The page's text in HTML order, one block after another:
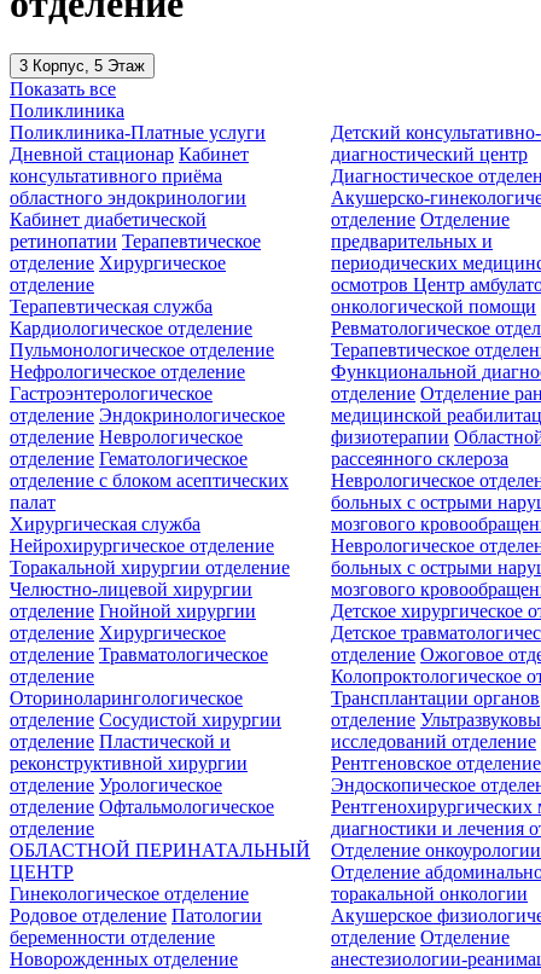
3 Корпус, 5 Этаж
Показать все
Поликлиника
Поликлиника-Платные услуги
Дневной стационар Кабинет
консультативного приёма
областного эндокринологии
Кабинет диабетической
ретинопатии Терапевтическое
отделение Хирургическое
отделение
Детский консультативно-
диагностический центр
Диагностическое
Акушерско-
отделение Отделение
предварительных и
периодических
осмотровЦентр
онкологической помощи
Терапевтическая служба
Кардиологическое отделение
Пульмонологическое отделение
Нефрологическое отделение
Гастроэнтерологическое
отделение Эндокринологическое
отделение Неврологическое
отделение Гематологическое
отделение c блоком асептических
палат
Ревматологическое
Терапевтическое
Функциональной
отделение Отделение
медицинской
физиотерапии
рассеянного склероза
Неврологическое
больных с острыми
мозгового
Неврологическое
больных с острыми
мозгового
Хирургическая служба
Нейрохирургическое отделение
Торакальной хирургии отделение
Челюстно-лицевой хирургии
отделение Гнойной хирургии
отделение Хирургическое
отделение Травматологическое
отделение
Оториноларингологическое
отделение Сосудистой хирургии
отделение Пластической и
реконструктивной хирургии
отделение Урологическое
отделение Офтальмологическое
отделение
Детское хирургическое
Детское
отделение Ожоговое
Колопроктологическое
Трансплантации органов
отделение
исследований отделение
Рентгеновское отделение
Эндоскопическое
Рентгенохирургических
диагностики и лечения
Отделение онкоурологии
Отделение
торакальной онкологии
ОБЛАСТНОЙ ПЕРИНАТАЛЬНЫЙ
ЦЕНТР
Гинекологическое отделение
Родовое отделение Патологии
беременности отделение
Новорожденных отделение
Акушерское
отделение Отделение
анестезиологии-